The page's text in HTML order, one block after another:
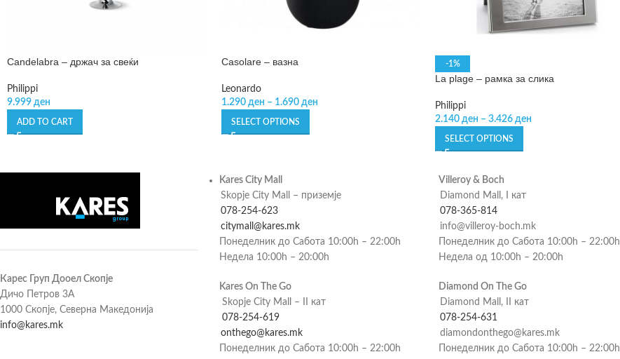
Candelabra – држач за свеќи
Philippi
9.999 ден
ADD TO CART
Casolare – вазна
Leonardo
1.290 ден – 1.690 ден
SELECT OPTIONS
-1%
La plage – рамка за слика
Philippi
2.140 ден – 3.426 ден
SELECT OPTIONS
Карес Груп Дооел Скопје
Дичо Петров 3А
1000 Скопје, Северна Македонија
info@kares.mk
Kares City Mall
Skopje City Mall – приземје
078-254-623
citymall@kares.mk
Понеделник до Сабота 10:00h – 22:00h
Недела 10:00h – 20:00h
Kares On The Go
Skopje City Mall – II кат
078-254-619
onthego@kares.mk
Понеделник до Сабота 10:00h – 22:00h
Villeroy & Boch
Diamond Mall, I кат
078-365-814
info@villeroy-boch.mk
Понеделник до Сабота 10:00h – 22:00h
Недела од 10:00h – 20:00h
Diamond On The Go
Diamond Mall, II кат
078-254-631
diamondonthego@kares.mk
Понеделник до Сабота 10:00h – 22:00h